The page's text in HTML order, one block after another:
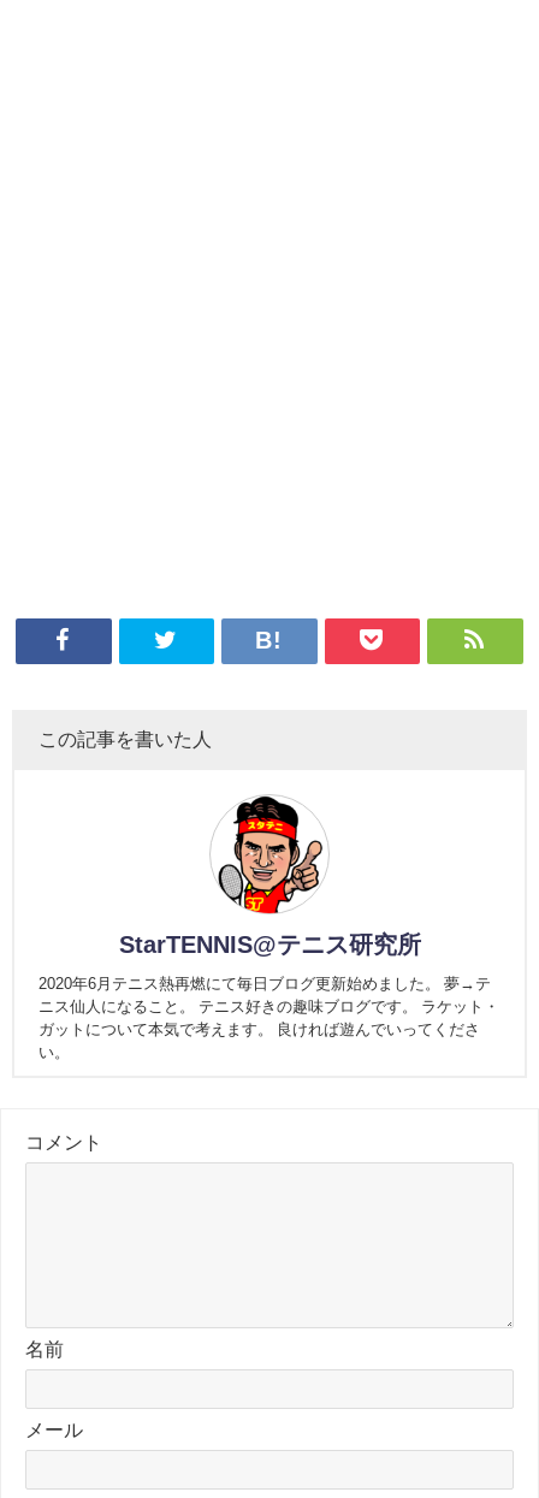
この記事を書いた人
StarTENNIS@テニス研究所
2020年6月テニス熱再燃にて毎日ブログ更新始めました。 夢→テ
ニス仙人になること。 テニス好きの趣味ブログです。 ラケット・
ガットについて本気で考えます。 良ければ遊んでいってくださ
い。
コメント
名前
メール